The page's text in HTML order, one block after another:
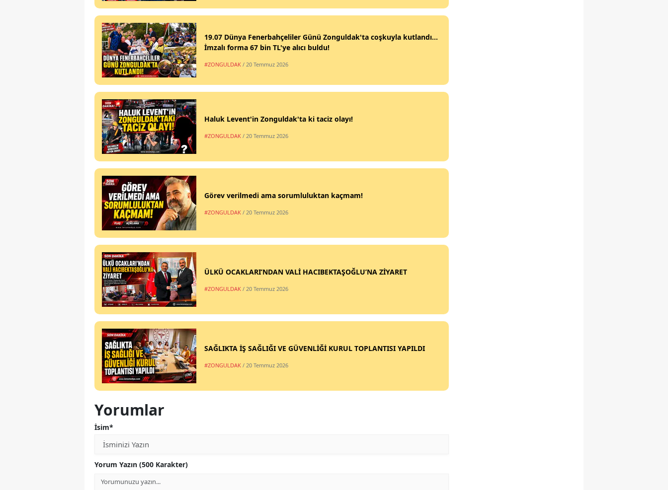
19.07 Dünya Fenerbahçeliler Günü Zonguldak'ta coşkuyla kutlandı...
İmzalı forma 67 bin TL'ye alıcı buldu!
#ZONGULDAK / 20 Temmuz 2026
Haluk Levent'in Zonguldak'ta ki taciz olayı!
#ZONGULDAK / 20 Temmuz 2026
Görev verilmedi ama sorumluluktan kaçmam!
#ZONGULDAK / 20 Temmuz 2026
ÜLKÜ OCAKLARI’NDAN VALİ HACIBEKTAŞOĞLU’NA ZİYARET
#ZONGULDAK / 20 Temmuz 2026
SAĞLIKTA İŞ SAĞLIĞI VE GÜVENLİĞİ KURUL TOPLANTISI YAPILDI
#ZONGULDAK / 20 Temmuz 2026
Yorumlar
İsim*
Yorum Yazın (500 Karakter)